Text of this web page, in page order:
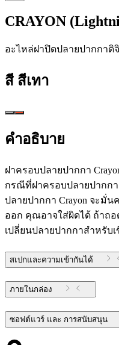
CRAYON
อะไหล่ฝาปิดปลายปากกาดิจิ
สี สีเทา
คำอธิบาย
ฝาครอบปลายปากกา
กรณีที่ฝาครอบปลายปากก
ปลายปากกา Crayon จะมั่
ออก คุณอาจใส่ผิดได้ ถ้าถ
เปลี่ยนปลายปากกาสำหรับเ
สเปกและความเข้ากันได้
ภายในกล่อง
ซอฟต์แวร์ และ การสนับสนุน